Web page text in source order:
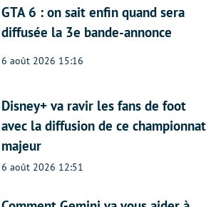
GTA 6 : on sait enfin quand sera
diffusée la 3e bande-annonce
6 août 2026 15:16
Disney+ va ravir les fans de foot
avec la diffusion de ce championnat
majeur
6 août 2026 12:51